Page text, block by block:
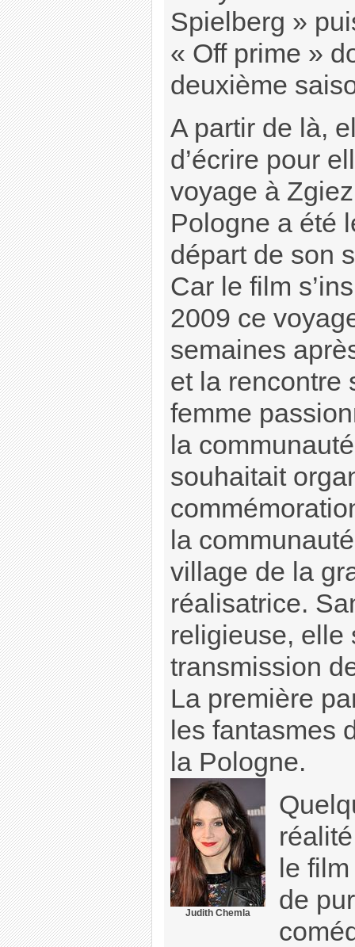
Spielberg »
« Off prime »
deuxième
A partir de là,
d’écrire pour
voyage à
Pologne a été
départ de son
Car le film
2009 ce
semaines
et la rencontre
femme
la
souhaitait
la
village de la
réalisatrice.
religieuse, elle
transmission
La première
les fantasmes
la Pologne.
Judith Chemla
le
de